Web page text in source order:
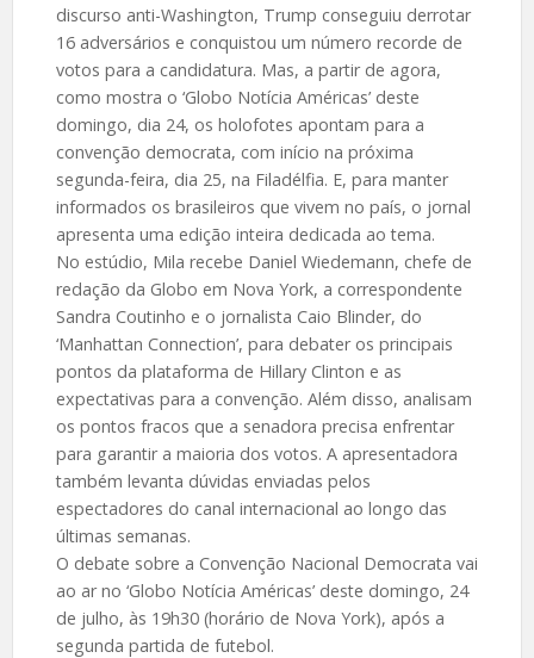
discurso anti-Washington, Trump conseguiu derrotar
16 adversários e conquistou um número recorde de
votos para a candidatura. Mas, a partir de agora,
como mostra o ‘Globo Notícia Américas’ deste
domingo, dia 24, os holofotes apontam para a
convenção democrata, com início na próxima
segunda-feira, dia 25, na Filadélfia. E, para manter
informados os brasileiros que vivem no país, o jornal
apresenta uma edição inteira dedicada ao tema.
No estúdio, Mila recebe Daniel Wiedemann, chefe de
redação da Globo em Nova York, a correspondente
Sandra Coutinho e o jornalista Caio Blinder, do
‘Manhattan Connection’, para debater os principais
pontos da plataforma de Hillary Clinton e as
expectativas para a convenção. Além disso, analisam
os pontos fracos que a senadora precisa enfrentar
para garantir a maioria dos votos. A apresentadora
também levanta dúvidas enviadas pelos
espectadores do canal internacional ao longo das
últimas semanas.
O debate sobre a Convenção Nacional Democrata vai
ao ar no ‘Globo Notícia Américas’ deste domingo, 24
de julho, às 19h30 (horário de Nova York), após a
segunda partida de futebol.